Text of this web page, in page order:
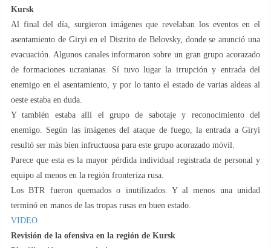
Kursk
Al final del día, surgieron imágenes que revelaban los eventos en el
asentamiento de Giryi en el Distrito de Belovsky, donde se anunció una
evacuación. Algunos canales informaron sobre un gran grupo acorazado
de formaciones ucranianas. Sí tuvo lugar la irrupción y entrada del
enemigo en el asentamiento, y por lo tanto el estado de varias aldeas al
oeste estaba en duda.
Y también estaba allí el grupo de sabotaje y reconocimiento del
enemigo. Según las imágenes del ataque de fuego, la entrada a Giryi
resultó ser más bien infructuosa para este grupo acorazado móvil.
Parece que esta es la mayor pérdida individual registrada de personal y
equipo al menos en la región fronteriza rusa.
Los BTR fueron quemados o inutilizados. Y al menos una unidad
terminó en manos de las tropas rusas en buen estado.
VIDEO
Revisión de la ofensiva en la región de Kursk